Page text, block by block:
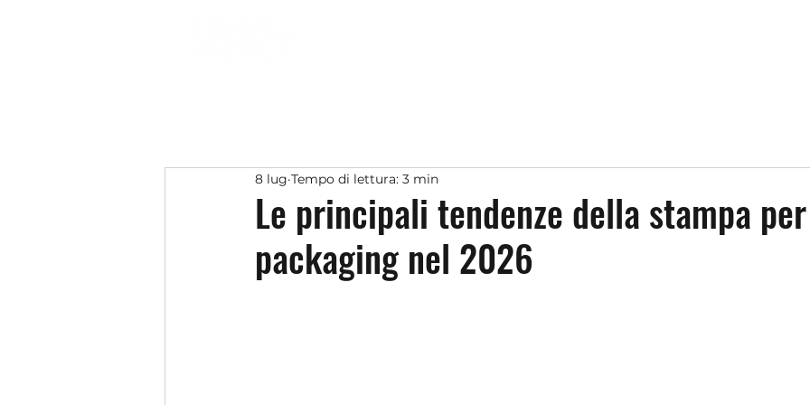
Le principali tendenze della stampa
packaging nel 2026
8 lug Tempo di lettura: 3 min